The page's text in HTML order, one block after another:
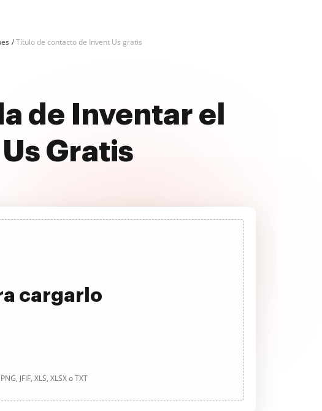
Título de contacto de Invent Us gratis
de Inventar el
Gratis
cargarlo
JFIF, XLS, XLSX o TXT